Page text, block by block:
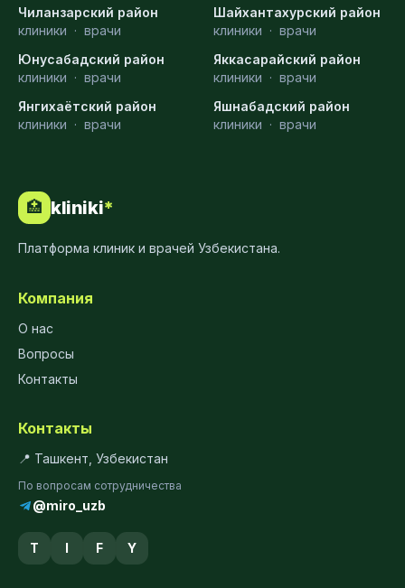
Чиланзарский район
клиники · врачи
Шайхантахурский район
клиники · врачи
Юнусабадский район
клиники · врачи
Яккасарайский район
клиники · врачи
Янгихаётский район
клиники · врачи
Яшнабадский район
клиники · врачи
🏥 kliniki*
Платформа клиник и врачей Узбекистана.
Компания
О нас
Вопросы
Контакты
Контакты
📍 Ташкент, Узбекистан
По вопросам сотрудничества
@miro_uzb
T I F Y